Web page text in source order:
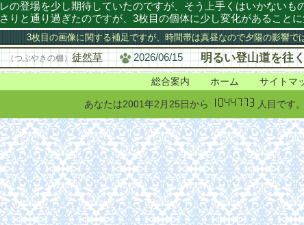
レの登場を少し期待していたのですが、そう上手くはいかない
さりと通り過ぎたのですが、3枚目の個体に少し変化があること
3枚目の画像に関する補足ですが、時間帯は真昼なので夕陽の影響で
（つぶやきの棚） 徒然草 2026/06/15 明るい登山道を往
総合案内 ホーム サイトマ
あなたは2001年2月25日から 人目です